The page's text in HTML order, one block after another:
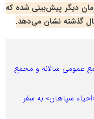
سال، ۲ میلیارد تومان دیگر پیش‌بینی شده که
گذشته نشان می‌دهد.
۳۰ تیرماه مجمع عمومی سالانه و مجمع
سپاهان» به سفر